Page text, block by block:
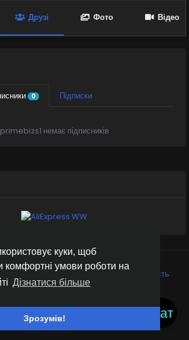
куки, щоб
комфортні умови роботи на
Дізнатися більше
Зрозумів!
Друзі Фото Відео
0 Підписки
primebizs1 немає підписників
Чат
Українська
Умови використання
Конфіденційність
Каталог